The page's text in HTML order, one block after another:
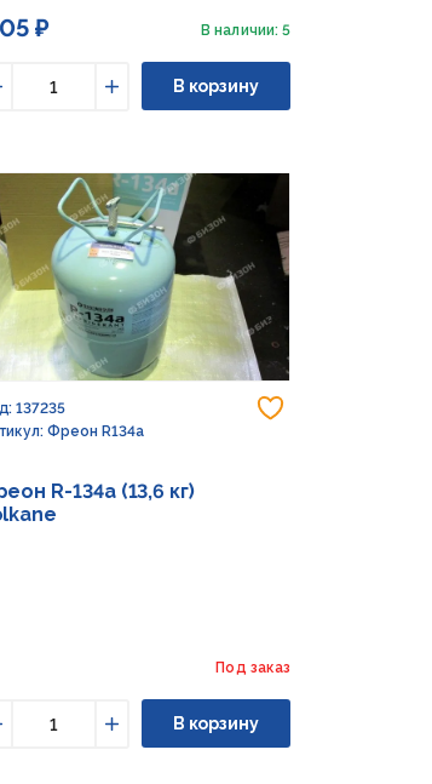
₽ В наличии: 5
Увеличить
В корзину
в избранное
137235
Фреон R134а
R-134а (13,6 кг)
Под заказ
Увеличить
В корзину